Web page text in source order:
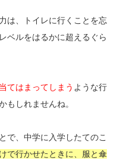
は、トイレに行くことを忘
ベルをはるかに超えるぐら
てはまってしまう ような行
もしれませんね。
で、中学に入学したてのこ
で行かせたときに、服と傘